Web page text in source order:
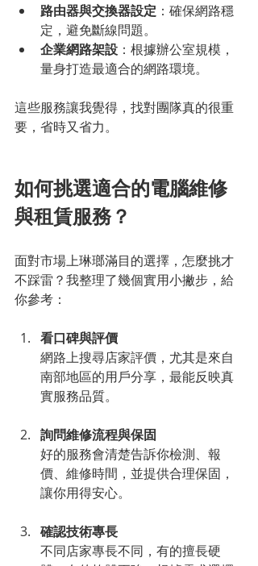
路由器與交換器設定 ：確保網路穩
定，避免斷線問題。
企業網路架設 ：根據辦公室規模，
量身打造最適合的網路環境。
這些服務讓我覺得，找對團隊真的很重
要，省時又省力。
如何挑選適合的電腦維修
與租賃服務？
面對市場上琳瑯滿目的選擇，怎麼挑才
不踩雷？我整理了幾個實用小撇步，給
你參考：
看口碑與評價
網路上搜尋店家評價，尤其是來自
南部地區的用戶分享，最能反映真
實服務品質。
詢問維修流程與保固
好的服務會清楚告訴你檢測、報
價、維修時間，並提供合理保固，
讓你用得安心。
確認技術專長
不同店家專長不同，有的擅長硬